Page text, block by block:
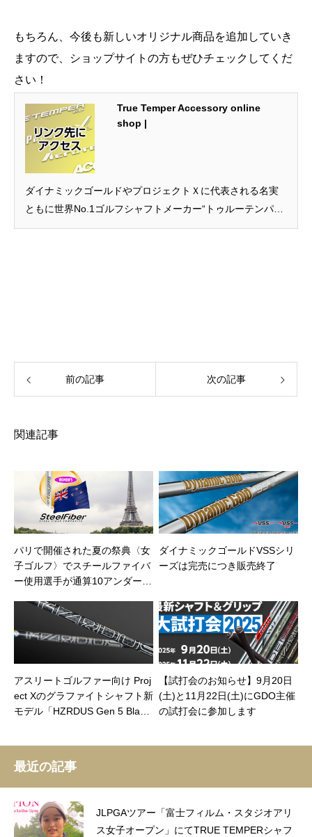
もちろん、今後も新しいオリジナル商品を追加していき
ますので、ショップサイトの方もぜひチェックしてくだ
さい！
True Temper Accessory online
shop |
ダイナミックゴールドやプロジェクトＸに代表される名実
ともに世界No.1ゴルフシャフトメーカー“トゥルーテンパ
ー”の専門販売サイト〈トゥルーテンパーアクセサリー〉。
前の記事 次の記事
関連記事
パリで開催された夏の祭典〈女
子ゴルフ〉でスチールファイバ
ー使用選手が通算10アンダーで
ダイナミックゴールドVSSシリ
ーズは完売につき販売終了
アスリートゴルファー向け Proj
ect Xのグラファイトシャフト新
モデル「HZRDUS Gen 5 Blac
【試打会のお知らせ】9月20日
(土)と11月22日(土)にGDO主催
の試打会に参加します
最近の記事
JLPGAツアー「富士フィルム・スタジオアリ
ス女子オープン」にてTRUE TEMPERシャフ